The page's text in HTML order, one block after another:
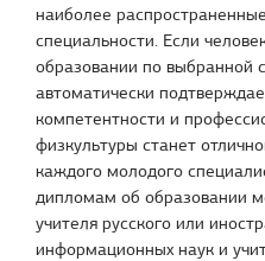
наиболее
специальности. Если
образовании по выбранной
автоматически
компетентности и
физкультуры станет
каждого молодого
дипломам об образовании
учителя русского или
информационных наук и